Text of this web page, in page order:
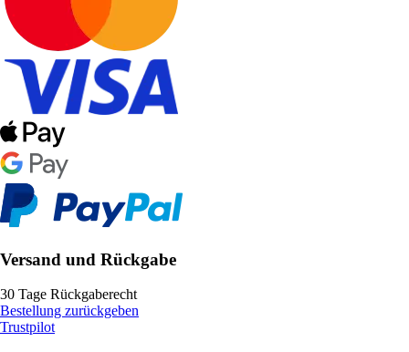
Versand und Rückgabe
30 Tage Rückgaberecht
Bestellung zurückgeben
Trustpilot